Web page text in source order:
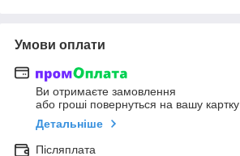
Умови оплати
Ви отримаєте замовлення
або гроші повернуться на вашу картку
Детальніше
Післяплата